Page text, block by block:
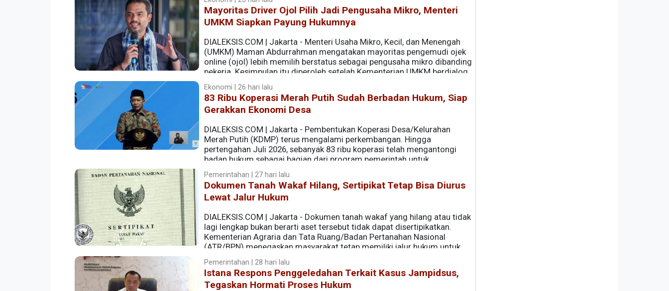
Mayoritas Driver Ojol Pilih Jadi Pengusaha Mikro, Menteri
UMKM Siapkan Payung Hukumnya
DIALEKSIS.COM | Jakarta - Menteri Usaha Mikro, Kecil, dan Menengah
(UMKM) Maman Abdurrahman mengatakan mayoritas pengemudi ojek
online (ojol) lebih memilih berstatus sebagai pengusaha mikro dibanding
pekerja. Kesimpulan itu diperoleh setelah Kementerian UMKM berdialog
dengan ratusan perwakilan 19 komunitas mitra Gojek, Grab, dan Maxim.
Ekonomi | 26 hari lalu
83 Ribu Koperasi Merah Putih Sudah Berbadan Hukum, Siap
Gerakkan Ekonomi Desa
DIALEKSIS.COM | Jakarta - Pembentukan Koperasi Desa/Kelurahan
Merah Putih (KDMP) terus mengalami perkembangan. Hingga
pertengahan Juli 2026, sebanyak 83 ribu koperasi telah mengantongi
badan hukum sebagai bagian dari program pemerintah untuk
memperkuat ekonomi kerakyatan.
Pemerintahan | 27 hari lalu
Dokumen Tanah Wakaf Hilang, Sertipikat Tetap Bisa Diurus
Lewat Jalur Hukum
DIALEKSIS.COM | Jakarta - Dokumen tanah wakaf yang hilang atau tidak
lagi lengkap bukan berarti aset tersebut tidak dapat disertipikatkan.
Kementerian Agraria dan Tata Ruang/Badan Pertanahan Nasional
(ATR/BPN) menegaskan masyarakat tetap memiliki jalur hukum untuk
memperoleh sertipikat tanah wakaf.
Pemerintahan | 28 hari lalu
Istana Respons Penggeledahan Terkait Kasus Jampidsus,
Tegaskan Hormati Proses Hukum